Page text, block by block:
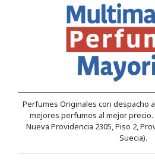
Perfumes Originales con despacho
mejores perfumes al mejor
Nueva Providencia 2305, Piso 2,
Suecia).